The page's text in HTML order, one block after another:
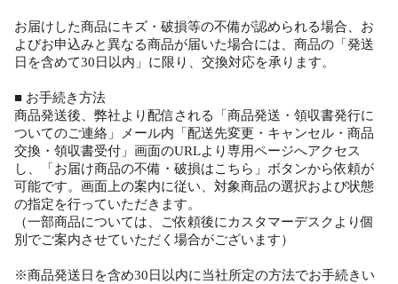
お届けした商品にキズ・破損等の不備が認められる場合、お
よびお申込みと異なる商品が届いた場合には、商品の「発送
日を含めて30日以内」に限り、交換対応を承ります。
■ お手続き方法
商品発送後、弊社より配信される「商品発送・領収書発行に
ついてのご連絡」メール内「配送先変更・キャンセル・商品
交換・領収書受付」画面のURLより専用ページへアクセス
し、「お届け商品の不備・破損はこちら」ボタンから依頼が
可能です。画面上の案内に従い、対象商品の選択および状態
の指定を行っていただきます。
（一部商品については、ご依頼後にカスタマーデスクより個
別でご案内させていただく場合がございます）
※商品発送日を含め30日以内に当社所定の方法でお手続きい